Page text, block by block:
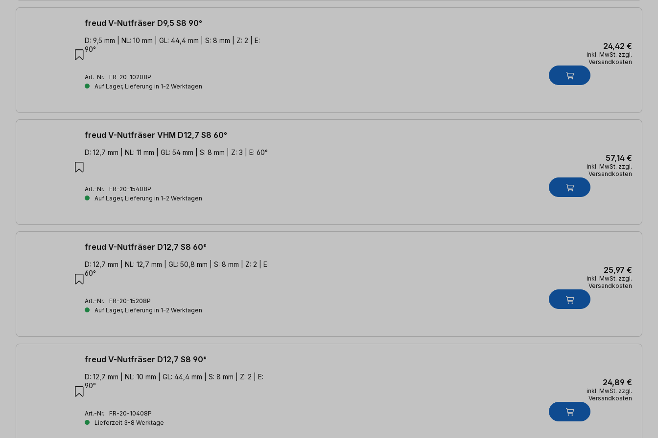
freud V-Nutfräser D9,5 S8 90°
D: 9,5 mm | NL: 10 mm | GL: 44,4 mm | S: 8 mm | Z: 2 | E:
90°
Art.-Nr.: FR-20-10208P
Auf Lager, Lieferung in 1-2 Werktagen
24,42 €
inkl. MwSt. zzgl.
Versandkosten
freud V-Nutfräser VHM D12,7 S8 60°
D: 12,7 mm | NL: 11 mm | GL: 54 mm | S: 8 mm | Z: 3 | E: 60°
Art.-Nr.: FR-20-15408P
Auf Lager, Lieferung in 1-2 Werktagen
57,14 €
inkl. MwSt. zzgl.
Versandkosten
freud V-Nutfräser D12,7 S8 60°
D: 12,7 mm | NL: 12,7 mm | GL: 50,8 mm | S: 8 mm | Z: 2 | E:
60°
Art.-Nr.: FR-20-15208P
Auf Lager, Lieferung in 1-2 Werktagen
25,97 €
inkl. MwSt. zzgl.
Versandkosten
freud V-Nutfräser D12,7 S8 90°
D: 12,7 mm | NL: 10 mm | GL: 44,4 mm | S: 8 mm | Z: 2 | E:
90°
Art.-Nr.: FR-20-10408P
Lieferzeit 3-8 Werktage
24,89 €
inkl. MwSt. zzgl.
Versandkosten